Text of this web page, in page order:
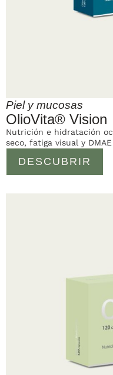
Piel y mucosas
OlioVita® Vision
DESCUBRIR
Nutrición e hidratación
seco, fatiga visual y DMAE